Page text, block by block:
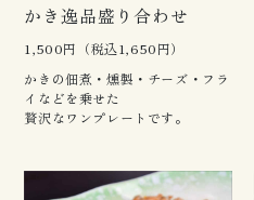
かき逸品盛り合わせ
1,500円（税込1,650円）
かきの佃煮・燻製・チーズ・フラ
イなどを乗せた
贅沢なワンプレートです。